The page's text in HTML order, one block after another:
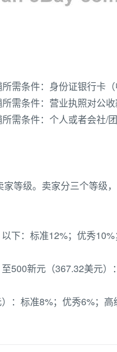
需条件：身份证银行卡
需条件：营业执照对公
需条件：个人或者会社/
等级。卖家分三个等级
下：标准12%；优秀10%
500新元（367.32美元）
：标准8%；优秀6%；高